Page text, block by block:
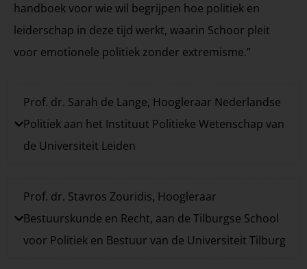
handboek voor wie wil begrijpen hoe politiek en
leiderschap in deze tijd werkt, waarin Schoor pleit
voor emotionele politiek zonder extremisme.”
Prof. dr. Sarah de Lange, Hoogleraar Nederlandse
Politiek aan het Instituut Politieke Wetenschap van
de Universiteit Leiden
Prof. dr. Stavros Zouridis, Hoogleraar
Bestuurskunde en Recht, aan de Tilburgse School
voor Politiek en Bestuur van de Universiteit Tilburg